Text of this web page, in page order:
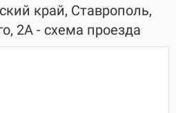
край, Ставрополь,
2А - схема проезда